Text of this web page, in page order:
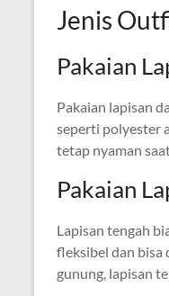
Jenis
Pakaian
Pakaian lapisan
seperti polyester
tetap nyaman
Pakaian
Lapisan tengah
fleksibel dan bisa
gunung, lapisan